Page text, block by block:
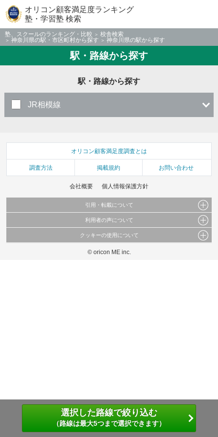
オリコン顧客満足度ランキング
塾・学習塾 検索
塾、スクールのランキング・比較
校舎検索
神奈川県の駅・市区町村から探す
神奈川県の駅から探す
駅・路線から探す
駅・路線から探す
JR相模線
選択した路線で絞り込む
（路線は最大5つまで選択できます）
オリコン顧客満足度調査とは
調査方法 掲載規約 お問い合わせ
会社概要 個人情報保護方針
引用・転載について
当サイトで公開されている情報（文字、写真、イラスト、画像データ等）及びこれらの配
これらの情報を権利者の許可なく無断転載・複製などの二次利用を行うことは固く禁じて
利用者の声について
当サイトに掲載している内容はすべてサービスの利用者が提出された見解・感想です。
弊社の見解・ 意見ではないことをご理解いただいた上でご覧ください。
クッキーの使用について
このサイトでは Cookie を使用して、ユーザーに合わせたコンテンツや広告の表示、ソー
© oricon ME inc.